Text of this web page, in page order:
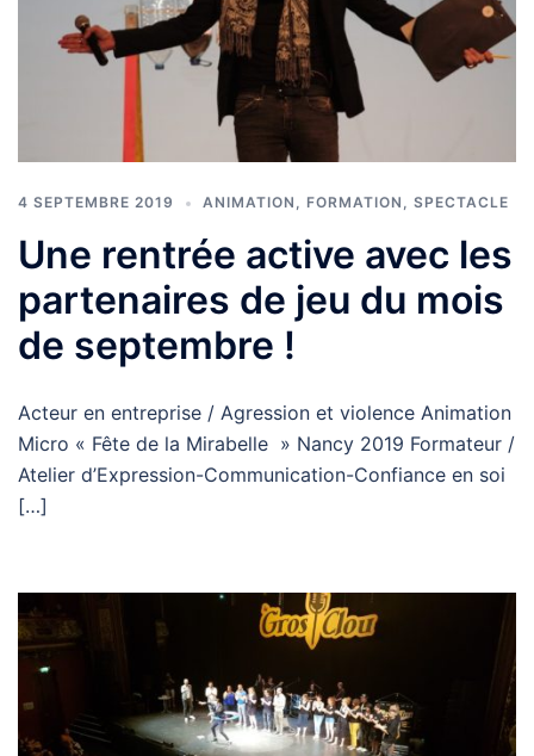
4 SEPTEMBRE 2019 ANIMATION , FORMATION , SPECTACLE
Une rentrée active avec les
partenaires de jeu du mois
de septembre !
Acteur en entreprise / Agression et violence Animation
Micro « Fête de la Mirabelle » Nancy 2019 Formateur /
Atelier d’Expression-Communication-Confiance en soi
[…]